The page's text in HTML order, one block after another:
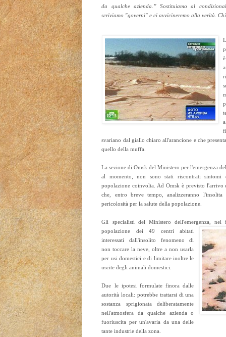
da qualche azienda.” Sostituiamo al
scriviamo "governi" e ci avvicineremo alla verità.
svariano dal giallo chiaro all'arancione e che
quello della muffa.
La sezione di Omsk del Ministero per l'emergenza
al momento, non sono stati riscontrati sintomi
popolazione coinvolta. Ad Omsk è previsto l'arrivo
che, entro breve tempo, analizzeranno
pericolosità per la salute della popolazione.
Gli specialisti del Ministero dell'emergenza, nel
popolazione dei 49
centri abitati
interessati dall'insolito fenomeno di
non toccare la neve, oltre a non usarla
per usi domestici e di limitare inoltre le
uscite degli animali domestici.
Due le ipotesi formulate finora dalle
autorità locali: potrebbe trattarsi di una
sostanza sprigionata deliberatamente
nell'atmosfera da qualche azienda o
fuoriuscita per un'avaria da una delle
tante industrie della zona.